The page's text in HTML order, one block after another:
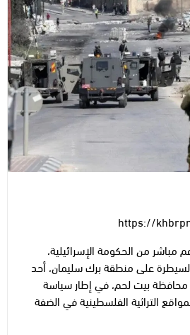
https://
من الحكومة الإسرائيلية،
على منطقة برك سليمان، أحد
محافظة بيت لحم، في إطار سياسة
التراثية الفلسطينية في الضفة